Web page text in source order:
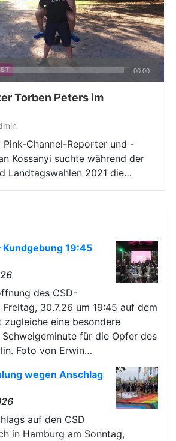
00:00
Torben Peters im
Pink-Channel-Reporter und -
Kossanyi suchte während der
Landtagswahlen 2021 die…
Kundgebung 19:45
des CSD-
30.7.26 um 19:45 auf dem
zugleiche eine besondere
für die Opfer des
Foto von Erwin…
wegen Anschlag
auf den CSD
in Hamburg am Sonntag,